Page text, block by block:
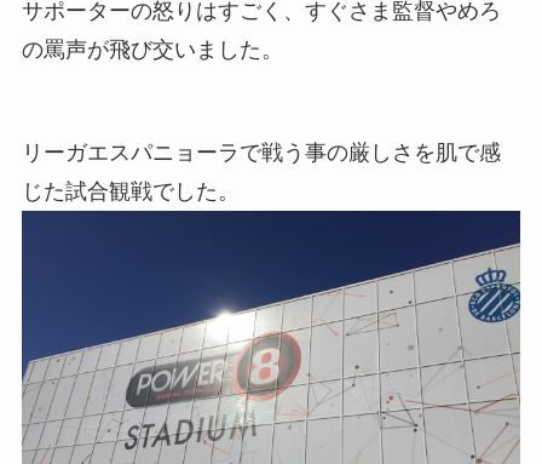
サポーターの怒りはすごく、すぐさま監督やめろ
の罵声が飛び交いました。
リーガエスパニョーラで戦う事の厳しさを肌で感
じた試合観戦でした。